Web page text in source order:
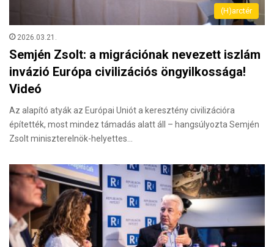
(H)arctér
2026.03.21.
Semjén Zsolt: a migrációnak nevezett iszlám
invázió Európa civilizációs öngyilkossága!
Videó
Az alapító atyák az Európai Uniót a keresztény civilizációra
építették, most mindez támadás alatt áll – hangsúlyozta Semjén
Zsolt miniszterelnök-helyettes…